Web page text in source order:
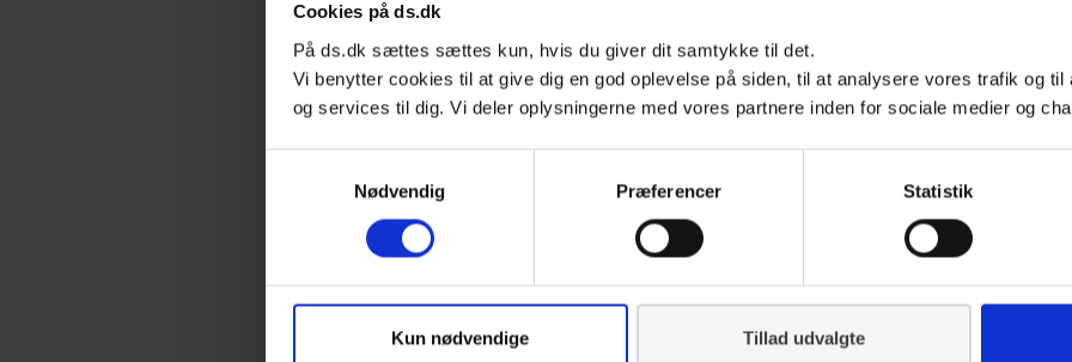
Cookies på ds.dk
På ds.dk sættes sættes kun, hvis du giver dit samtykke til det.
Vi benytter cookies til at give dig en god oplevelse på siden, til at analysere vores trafik og
og services til dig. Vi deler oplysningerne med vores partnere inden for sociale medier og
Nødvendig
Præferencer Statistik
Kun nødvendige Tillad udvalgte